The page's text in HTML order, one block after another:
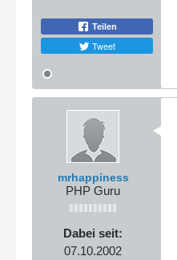
Teilen
Tweet
mrhappiness
PHP Guru
Dabei seit:
07.10.2002